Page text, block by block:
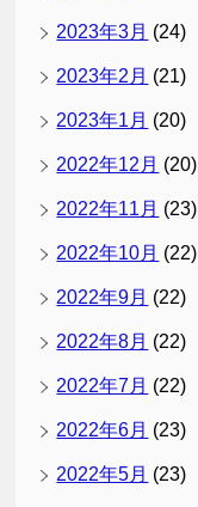
2023年3月 (24)
2023年2月 (21)
2023年1月 (20)
2022年12月 (20)
2022年11月 (23)
2022年10月 (22)
2022年9月 (22)
2022年8月 (22)
2022年7月 (22)
2022年6月 (23)
2022年5月 (23)